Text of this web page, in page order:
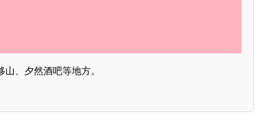
、夕然酒吧等地方。